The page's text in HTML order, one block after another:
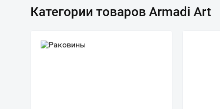
Категории товаров Armadi Art